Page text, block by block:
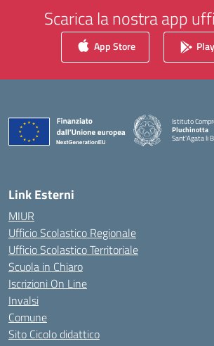
Scarica la nostra app
App Store
Istituto
Pluchinotta
Sant'Agata li
— Visita la
Link Esterni
MIUR
Ufficio Scolastico Regionale
Ufficio Scolastico Territoriale
Scuola in Chiaro
Iscrizioni On Line
Invalsi
Comune
Sito Cicolo didattico